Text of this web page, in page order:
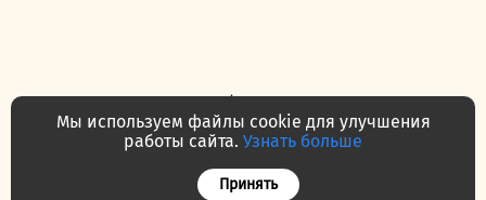
Политика конфиденциальности
Договор — публичная оферта
Часто задаваемые вопросы
Контакты
Мы используем файлы cookie для улучшения
работы сайта. Узнать больше
Принять